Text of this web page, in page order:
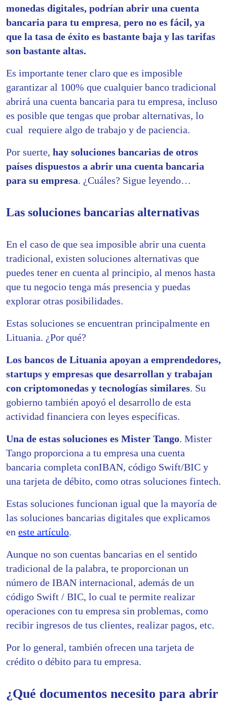
monedas digitales, podrían abrir una cuenta
bancaria para tu empresa, pero no es fácil, ya
que la tasa de éxito es bastante baja y las tarifas
son bastante altas.
Es importante tener claro que es imposible
garantizar al 100% que cualquier banco tradicional
abrirá una cuenta bancaria para tu empresa, incluso
es posible que tengas que probar alternativas, lo
cual requiere algo de trabajo y de paciencia.
Por suerte, hay soluciones bancarias de otros
países dispuestos a abrir una cuenta bancaria
para su empresa. ¿Cuáles? Sigue leyendo…
Las soluciones bancarias alternativas
En el caso de que sea imposible abrir una cuenta
tradicional, existen soluciones alternativas que
puedes tener en cuenta al principio, al menos hasta
que tu negocio tenga más presencia y puedas
explorar otras posibilidades.
Estas soluciones se encuentran principalmente en
Lituania. ¿Por qué?
Los bancos de Lituania apoyan a emprendedores,
startups y empresas que desarrollan y trabajan
con criptomonedas y tecnologías similares. Su
gobierno también apoyó el desarrollo de esta
actividad financiera con leyes específicas.
Una de estas soluciones es Mister Tango. Mister
Tango proporciona a tu empresa una cuenta
bancaria completa conIBAN, código Swift/BIC y
una tarjeta de débito, como otras soluciones fintech.
Estas soluciones funcionan igual que la mayoría de
las soluciones bancarias digitales que explicamos
en este artículo.
Aunque no son cuentas bancarias en el sentido
tradicional de la palabra, te proporcionan un
número de IBAN internacional, además de un
código Swift / BIC, lo cual te permite realizar
operaciones con tu empresa sin problemas, como
recibir ingresos de tus clientes, realizar pagos, etc.
Por lo general, también ofrecen una tarjeta de
crédito o débito para tu empresa.
¿Qué documentos necesito para abrir